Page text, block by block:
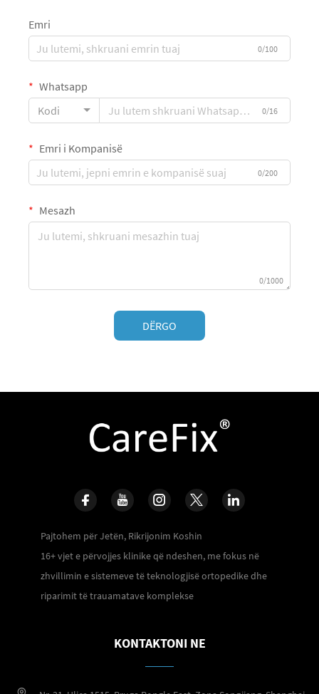
Emri
0/100
Whatsapp
Kodi
0/16
Emri i Kompanisë
0/200
Mesazh
0/1000
DËRGO
Pajtohem për Jetën, Rikrijonim Koshin
16+ vjet e përvojjes klinike që ndeshen, me fokus në
zhvillimin e sistemeve të teknologjisë ortopedike dhe
riparimit të trauamatave komplekse
KONTAKTONI NE